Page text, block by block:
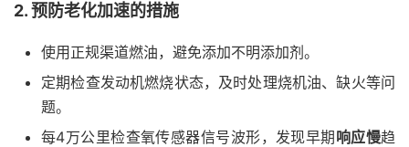
2. 预防老化加速的措施
使用正规渠道燃油，避免添加不明添加剂。
定期检查发动机燃烧状态，及时处理烧机油、缺火等问
题。
每4万公里检查氧传感器信号波形，发现早期 响应慢趋